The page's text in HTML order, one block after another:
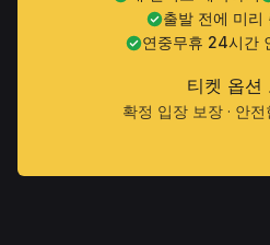
출발 전에 미리
연중무휴 24시간
티켓 옵션
확정 입장 보장 · 안